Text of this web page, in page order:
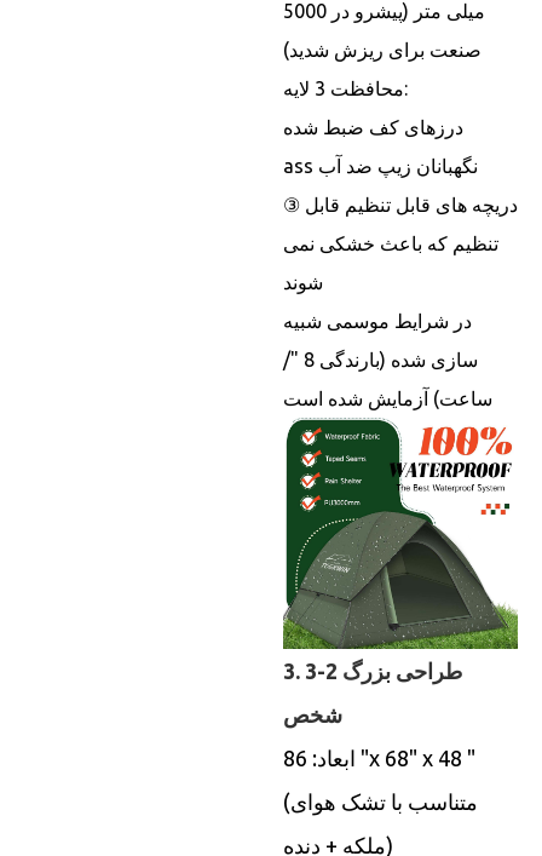
5000 میلی متر (پیشرو در
صنعت برای ریزش شدید)
محافظت 3 لایه:
درزهای کف ضبط شده
ass نگهبانان زیپ ضد آب
③ دریچه های قابل تنظیم قابل
تنظیم که باعث خشکی نمی
شوند
در شرایط موسمی شبیه
سازی شده (بارندگی 8 "/
ساعت) آزمایش شده است
3. طراحی بزرگ 2-3
شخص
ابعاد: 86 "x 68" x 48 "
(متناسب با تشک هوای
ملکه + دنده)